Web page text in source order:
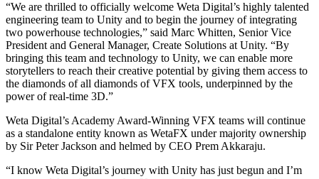
Jogos Independentes
Lance grandes jogos com pequenas equipes
Jogos XR
Lance jogos XR em várias plataformas
Jogos com multijogador
“We are thrilled to officially welcome Weta Digital’s highly talented
engineering team to Unity and to begin the journey of integrating
two powerhouse technologies,” said Marc Whitten, Senior Vice
President and General Manager, Create Solutions at Unity. “By
bringing this team and technology to Unity, we can enable more
storytellers to reach their creative potential by giving them access to
the diamonds of all diamonds of VFX tools, underpinned by the
power of real-time 3D.”
Weta Digital’s Academy Award-Winning VFX teams will continue
as a standalone entity known as WetaFX under majority ownership
by Sir Peter Jackson and helmed by CEO Prem Akkaraju.
“I know Weta Digital’s journey with Unity has just begun and I’m